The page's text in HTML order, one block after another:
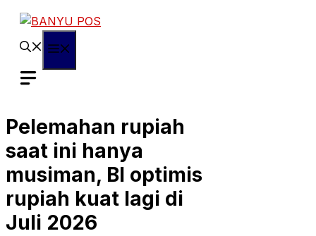
Skip
content
Pelemahan rupiah
saat ini hanya
musiman, BI optimis
rupiah kuat lagi di
Juli 2026